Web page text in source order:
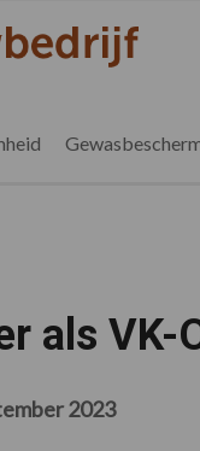
als VK-
2023